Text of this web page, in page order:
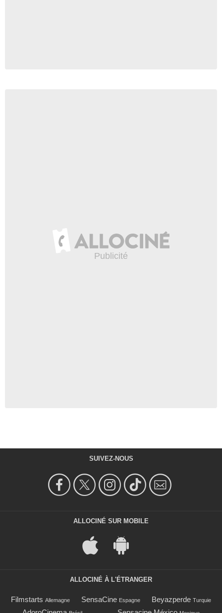
SUIVEZ-NOUS
ALLOCINÉ SUR MOBILE
ALLOCINÉ À L'ÉTRANGER
Filmstarts Allemagne SensaCine Espagne Beyazperde Turquie